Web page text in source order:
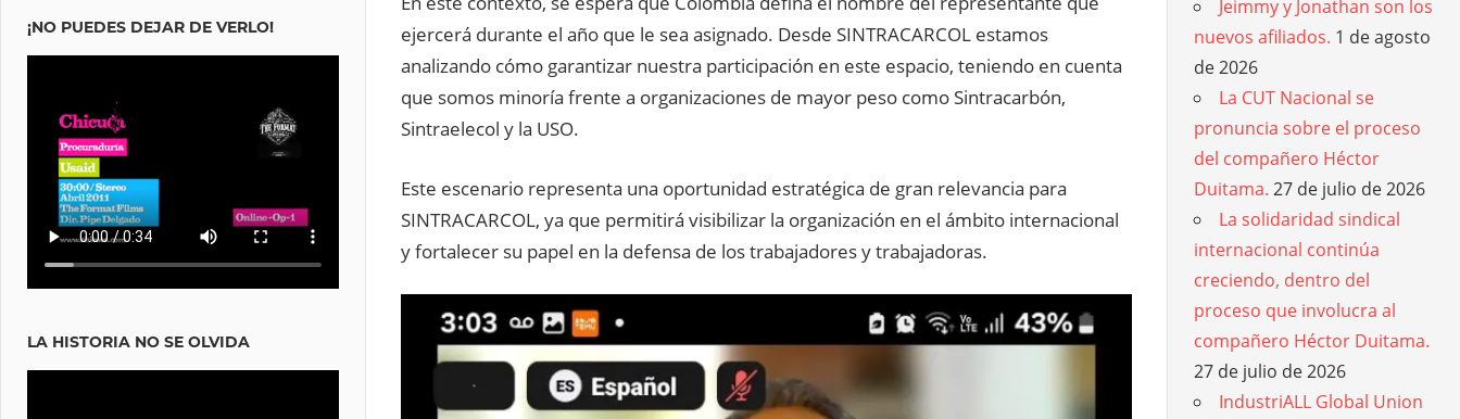
ejercerá durante el año que le sea asignado. Desde SINTRACARCOL estamos
analizando cómo garantizar nuestra participación en este espacio, teniendo en cuenta
que somos minoría frente a organizaciones de mayor peso como Sintracarbón,
Sintraelecol y la USO.
Este escenario representa una oportunidad estratégica de gran relevancia para
SINTRACARCOL, ya que permitirá visibilizar la organización en el ámbito internacional
y fortalecer su papel en la defensa de los trabajadores y trabajadoras.
¡NO PUEDES DEJAR DE VERLO!
LA HISTORIA NO SE OLVIDA
Jeimmy y Jonathan son los
nuevos afiliados. 1 de agosto
de 2026
La CUT Nacional se
pronuncia sobre el proceso
del compañero Héctor
Duitama. 27 de julio de 2026
La solidaridad sindical
internacional continúa
creciendo, dentro del
proceso que involucra al
compañero Héctor Duitama.
27 de julio de 2026
IndustriALL Global Union